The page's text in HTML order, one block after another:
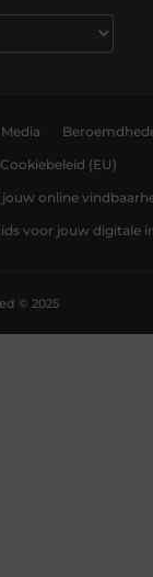
Cookiebeleid (EU)
online
voor jouw digitale
© 2025